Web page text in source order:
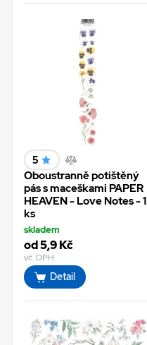
5
Oboustranně potištěný
pás s maceškami PAPER
HEAVEN - Love Notes - 1
ks
skladem
od 5,9 Kč
vč. DPH
Detail